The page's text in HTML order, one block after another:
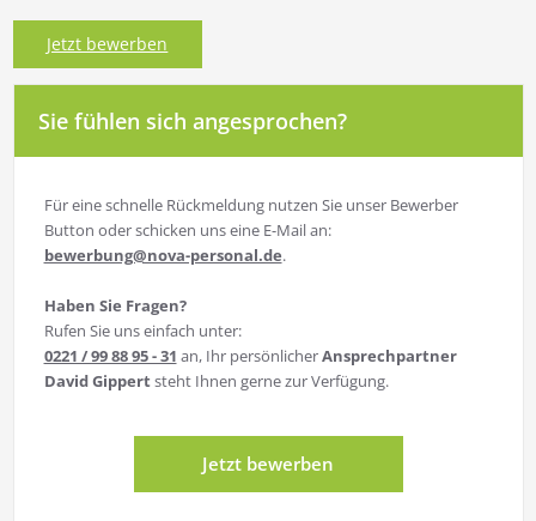
Jetzt bewerben
Sie fühlen sich angesprochen?
Für eine schnelle Rückmeldung nutzen Sie unser Bewerber
Button oder schicken uns eine E-Mail an:
bewerbung@nova-personal.de.
Haben Sie Fragen?
Rufen Sie uns einfach unter:
0221 / 99 88 95 - 31 an, Ihr persönlicherAnsprechpartner
David Gippertsteht Ihnen gerne zur Verfügung.
Jetzt bewerben